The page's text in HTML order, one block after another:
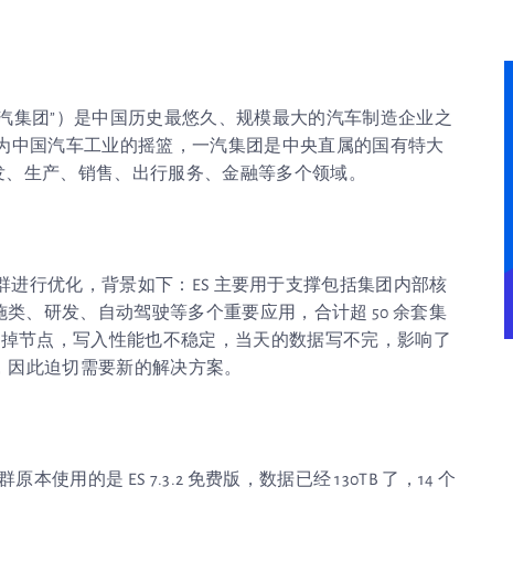
集团”）是中国历史最悠久、规模最大的汽车制造企业之
中国汽车工业的摇篮，一汽集团是中央直属的国有特大
生产、销售、出行服务、金融等多个领域。
进行优化，背景如下：ES 主要用于支撑包括集团内部核
、研发、自动驾驶等多个重要应用，合计超 50 余套集
节点，写入性能也不稳定，当天的数据写不完，影响了
此迫切需要新的解决方案。
本使用的是 ES 7.3.2 免费版，数据已经 130TB 了，14 个